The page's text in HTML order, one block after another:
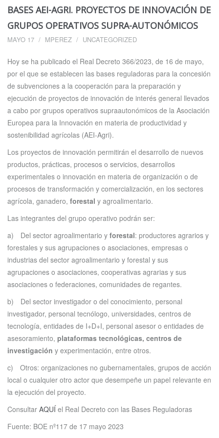
BASES AEI-AGRI. PROYECTOS DE INNOVACIÓN DE
GRUPOS OPERATIVOS SUPRA-AUTONÓMICOS
MAYO 17 MPEREZ UNCATEGORIZED
Hoy se ha publicado el Real Decreto 366/2023, de 16 de mayo,
por el que se establecen las bases reguladoras para la concesión
de subvenciones a la cooperación para la preparación y
ejecución de proyectos de innovación de interés general llevados
a cabo por grupos operativos supraautonómicos de la Asociación
Europea para la Innovación en materia de productividad y
sostenibilidad agrícolas (AEI-Agri).
Los proyectos de innovación permitirán el desarrollo de nuevos
productos, prácticas, procesos o servicios, desarrollos
experimentales o innovación en materia de organización o de
procesos de transformación y comercialización, en los sectores
agrícola, ganadero, forestal y agroalimentario.
Las integrantes del grupo operativo podrán ser:
a) Del sector agroalimentario y forestal: productores agrarios y
forestales y sus agrupaciones o asociaciones, empresas o
industrias del sector agroalimentario y forestal y sus
agrupaciones o asociaciones, cooperativas agrarias y sus
asociaciones o federaciones, comunidades de regantes.
b) Del sector investigador o del conocimiento, personal
investigador, personal tecnólogo, universidades, centros de
tecnología, entidades de I+D+I, personal asesor o entidades de
asesoramiento, plataformas tecnológicas, centros de
investigación y experimentación, entre otros.
c) Otros: organizaciones no gubernamentales, grupos de acción
local o cualquier otro actor que desempeñe un papel relevante en
la ejecución del proyecto.
Consultar AQUÍ el Real Decreto con las Bases Reguladoras
Fuente: BOE nº117 de 17 mayo 2023